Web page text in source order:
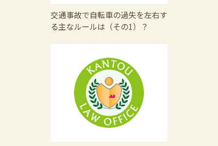
交通事故で自転車の過失を左右す
る主なルールは（その1）？